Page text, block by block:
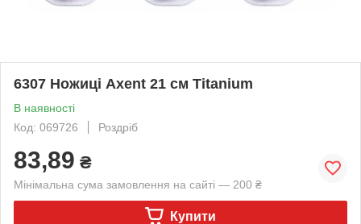
6307 Ножиці Axent 21 см Titanium
В наявності
Код: 069726
Роздріб
83,89 ₴
Мінімальна сума замовлення на сайті — 200 ₴
Купити